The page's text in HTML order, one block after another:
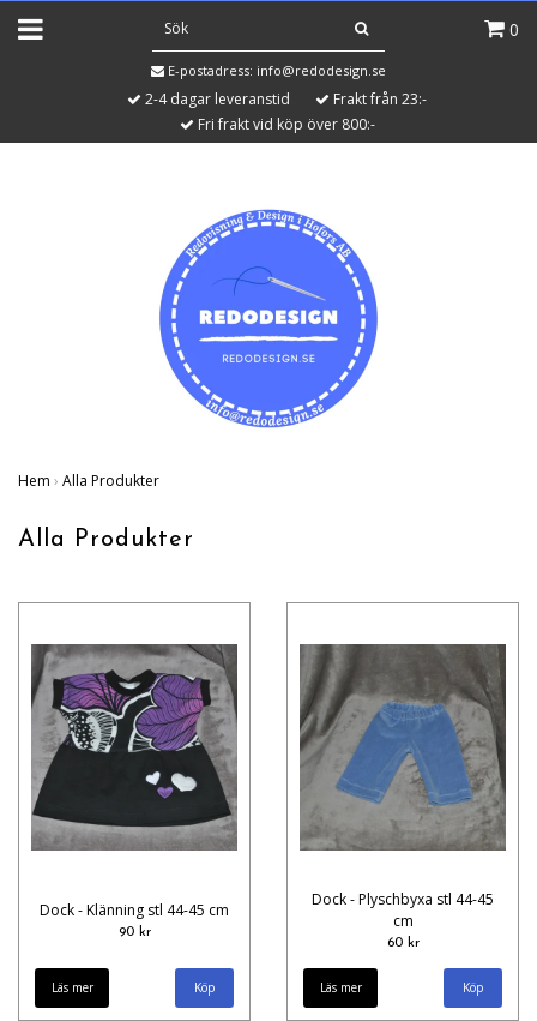
0
E-postadress: info@redodesign.se
2-4 dagar leveranstid
Frakt från 23:-
Fri frakt vid köp över 800:-
Hem › Alla Produkter
Alla Produkter
Dock - Klänning stl 44-45 cm
90 kr
Läs mer
Dock - Plyschbyxa stl 44-45
cm
60 kr
Läs mer Köp